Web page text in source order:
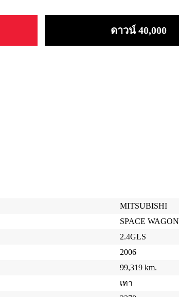
ดาวน์ 40,000
MITSUBISHI
SPACE WAGON
2.4GLS
2006
99,319 km.
เทา